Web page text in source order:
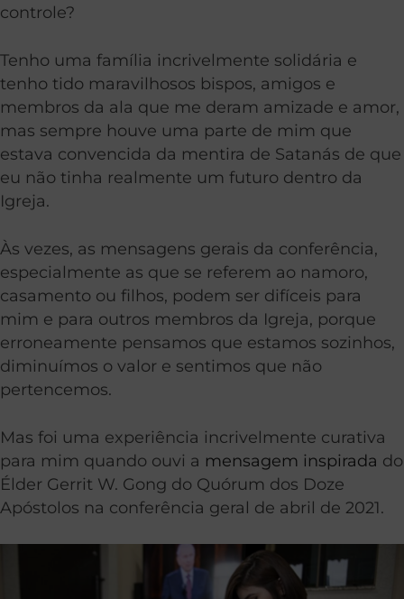
controle?
Tenho uma família incrivelmente solidária e
tenho tido maravilhosos bispos, amigos e
membros da ala que me deram amizade e amor,
mas sempre houve uma parte de mim que
estava convencida da mentira de Satanás de que
eu não tinha realmente um futuro dentro da
Igreja.
Às vezes, as mensagens gerais da conferência,
especialmente as que se referem ao namoro,
casamento ou filhos, podem ser difíceis para
mim e para outros membros da Igreja, porque
erroneamente pensamos que estamos sozinhos,
diminuímos o valor e sentimos que não
pertencemos.
Mas foi uma experiência incrivelmente curativa
para mim quando ouvi a mensagem inspirada do
Élder Gerrit W. Gong do Quórum dos Doze
Apóstolos na conferência geral de abril de 2021.